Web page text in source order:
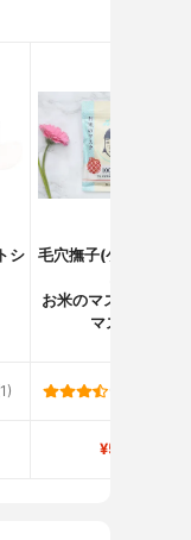
シ
毛穴撫子(ケアナナデシ
お米のマスク <シート
マスク>
¥548